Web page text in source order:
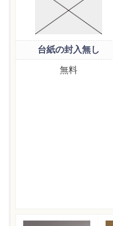
台紙の封入無し
無料